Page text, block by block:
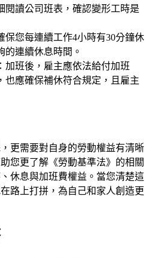
閱讀公司班表，確認變形工時是
保您每連續工作4小時有30分鐘休
的連續休息時間。
：加班後，雇主應依法給付加班
也應確保補休符合規定，且雇主
更需要對自身的勞動權益有清晰
您更了解《勞動基準法》的相關
休息與加班費權益。當您清楚這
路上打拼，為自己和家人創造更